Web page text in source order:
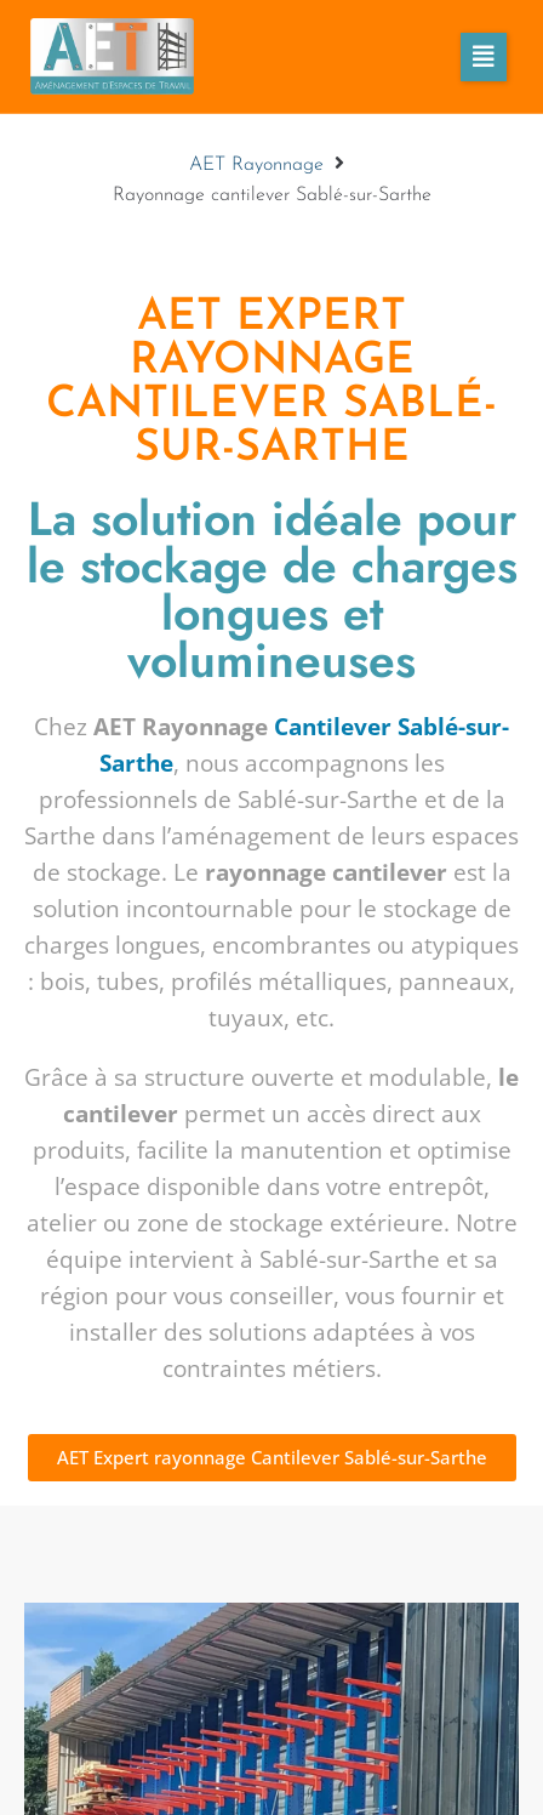
AET Rayonnage
Rayonnage cantilever Sablé-sur-Sarthe
AET EXPERT
RAYONNAGE
CANTILEVER SABLÉ-
SUR-SARTHE
La solution idéale pour
le stockage de charges
longues et
volumineuses
Chez AET Rayonnage Cantilever Sablé-sur-
Sarthe, nous accompagnons les
professionnels de Sablé-sur-Sarthe et de la
Sarthe dans l’aménagement de leurs espaces
de stockage. Le rayonnage cantilever est la
solution incontournable pour le stockage de
charges longues, encombrantes ou atypiques
: bois, tubes, profilés métalliques, panneaux,
tuyaux, etc.
Grâce à sa structure ouverte et modulable, le
cantilever permet un accès direct aux
produits, facilite la manutention et optimise
l’espace disponible dans votre entrepôt,
atelier ou zone de stockage extérieure. Notre
équipe intervient à Sablé-sur-Sarthe et sa
région pour vous conseiller, vous fournir et
installer des solutions adaptées à vos
contraintes métiers.
AET Expert rayonnage Cantilever Sablé-sur-Sarthe